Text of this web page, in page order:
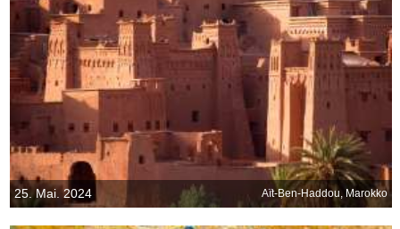
25. Mai. 2024 Aït-Ben-Haddou, Marokko